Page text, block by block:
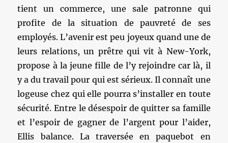
tient un commerce, une sale patronne qui
profite de la situation de pauvreté de ses
employés. L’avenir est peu joyeux quand une de
leurs relations, un prêtre qui vit à New-York,
propose à la jeune fille de l’y rejoindre car là, il
y a du travail pour qui est sérieux. Il connaît une
logeuse chez qui elle pourra s’installer en toute
sécurité. Entre le désespoir de quitter sa famille
et l’espoir de gagner de l’argent pour l’aider,
Ellis balance. La traversée en paquebot en